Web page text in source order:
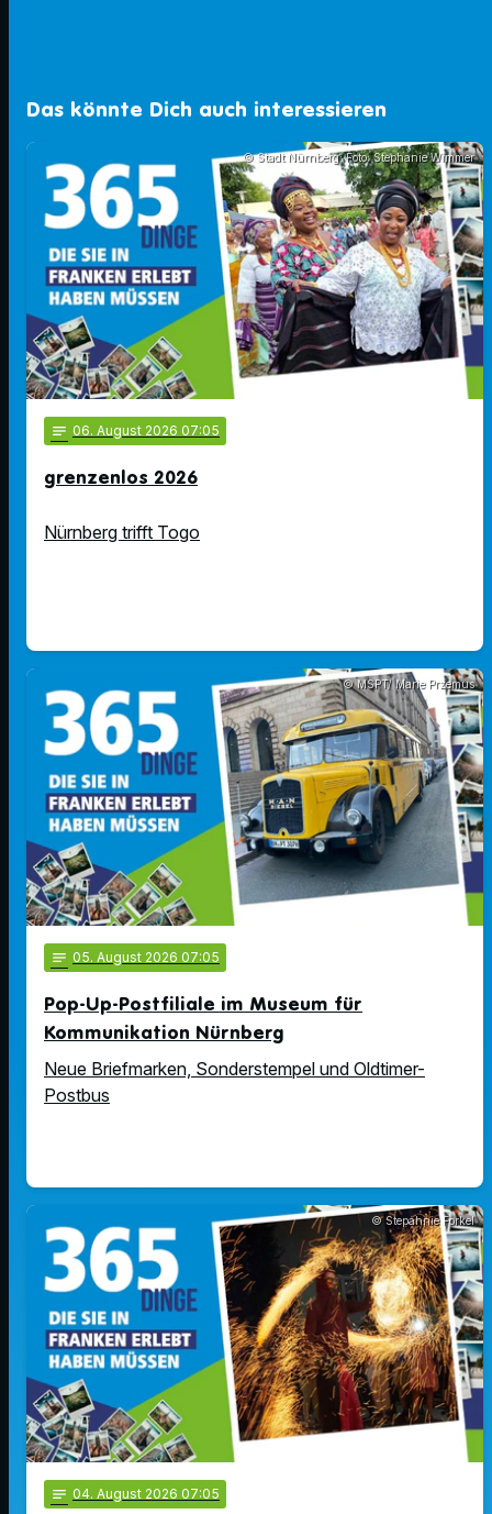
Das könnte Dich auch interessieren
© Stadt Nürnberg; Foto: Stephanie Wimmer
notes 06. August 2026 07:05
grenzenlos 2026
Nürnberg trifft Togo
© MSPT/ Marie Przemus
notes 05. August 2026 07:05
Pop-Up-Postfiliale im Museum für
Kommunikation Nürnberg
Neue Briefmarken, Sonderstempel und Oldtimer-
Postbus
© Stepahnie Forkel
notes 04. August 2026 07:05